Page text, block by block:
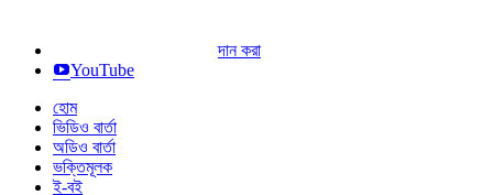
দান করা
YouTube
হোম
ভিডিও বার্তা
অডিও বার্তা
ভক্তিমূলক
ই-বই